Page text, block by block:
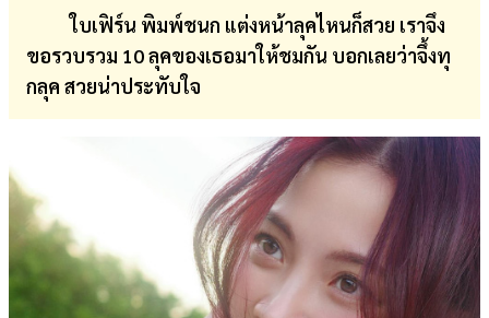
ใบเฟิร์น พิมพ์ชนก แต่งหน้าลุคไหนก็สวย เราจึง
ขอรวบรวม 10 ลุคของเธอมาให้ชมกัน บอกเลยว่าจึ้งทุ
กลุค สวยน่าประทับใจ
หวย
ผล
บอล
สด
เงิน
การ
ศึกษา